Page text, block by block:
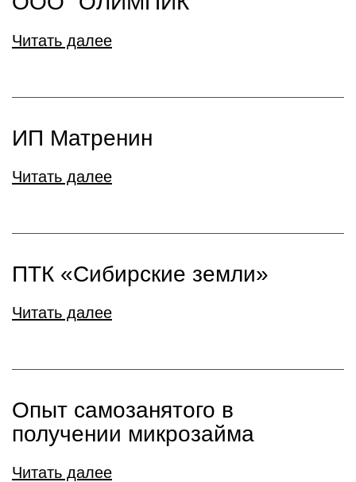
Читать далее
ИП Матренин
Читать далее
ПТК «Сибирские земли»
Читать далее
Опыт самозанятого в
получении микрозайма
Читать далее